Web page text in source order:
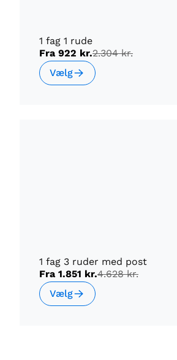
1 fag 1 rude
Fra 922 kr.2.304 kr.
Vælg
1 fag 3 ruder med post
Fra 1.851 kr.4.628 kr.
Vælg